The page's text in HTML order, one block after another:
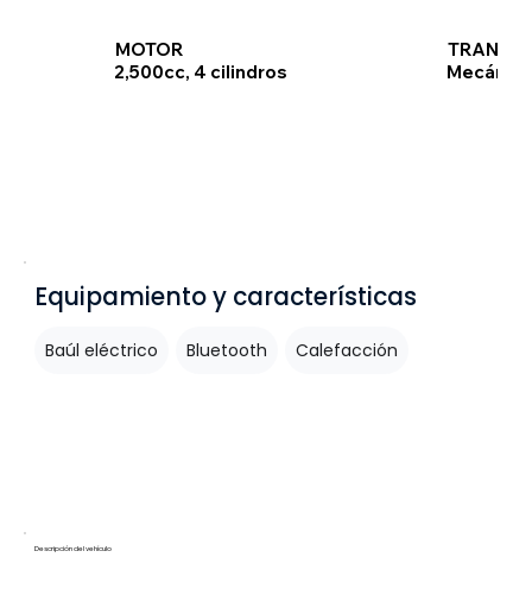
MOTOR
2,500cc, 4 cilindros
Mecánica
Equipamiento y características
Baúl eléctrico Bluetooth Calefacción
Descripción del vehículo